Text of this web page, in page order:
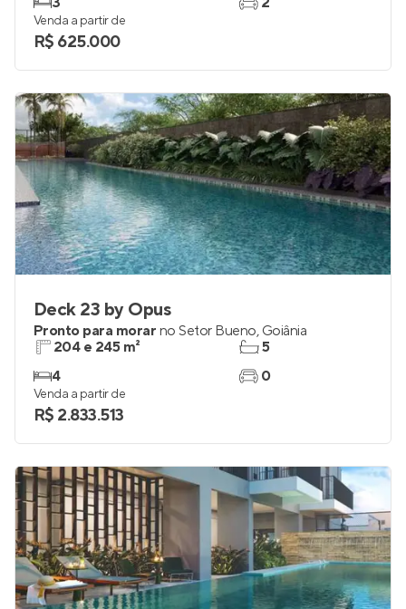
Venda a partir de
R$ 625.000
Deck 23 by Opus
Pronto para morar no Setor Bueno, Goiânia
204 e 245 m²
4
5
0
Venda a partir de
R$ 2.833.513